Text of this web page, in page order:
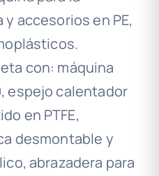
accesorios en PE,
con: máquina
espejo calentador
en PTFE,
desmontable y
abrazadera para